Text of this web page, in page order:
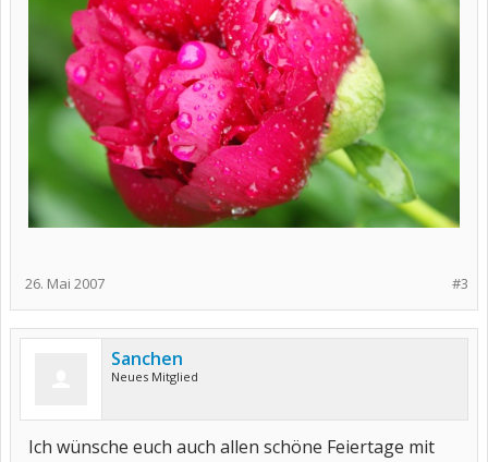
#3
26. Mai 2007
Sanchen
Neues Mitglied
Ich wünsche euch auch allen schöne Feiertage mit